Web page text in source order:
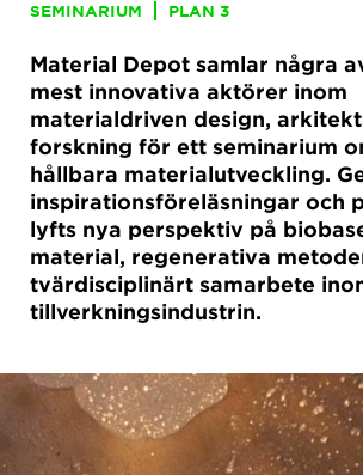
SEMINARIUM PLAN 3
Material Depot samlar några
mest innovativa aktörer inom
materialdriven design,
forskning för ett seminarium
hållbara materialutveckling.
inspirationsföreläsningar och
lyfts nya perspektiv på
material, regenerativa
tvärdisciplinärt samarbete
tillverkningsindustrin.